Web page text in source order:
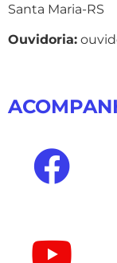
Santa Maria-RS
Ouvidoria: